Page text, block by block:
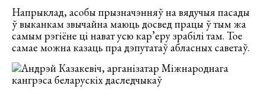
Напрыклад, асобы прызначэнняў на вядучыя пасады
ў выканкам звычайна маюць досвед працы ў тым жа
самым рэгіёне ці нават усю кар’еру зрабілі там. Тое
самае можна казаць пра дэпутатаў абласных саветаў.